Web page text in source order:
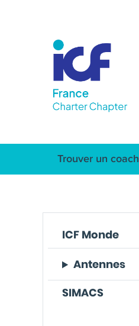
Trouver un coach
ICF Monde
Antennes
SIMACS